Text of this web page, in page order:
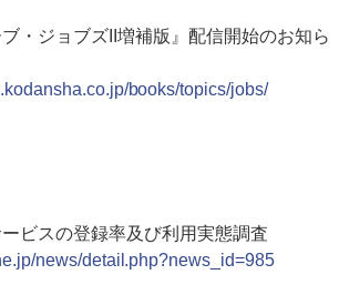
・ジョブズII増補版』配信開始のお知ら
books/topics/jobs/
ビスの登録率及び利用実態調査
news/detail.php?news_id=985